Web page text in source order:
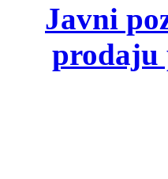
Javni
prodaju